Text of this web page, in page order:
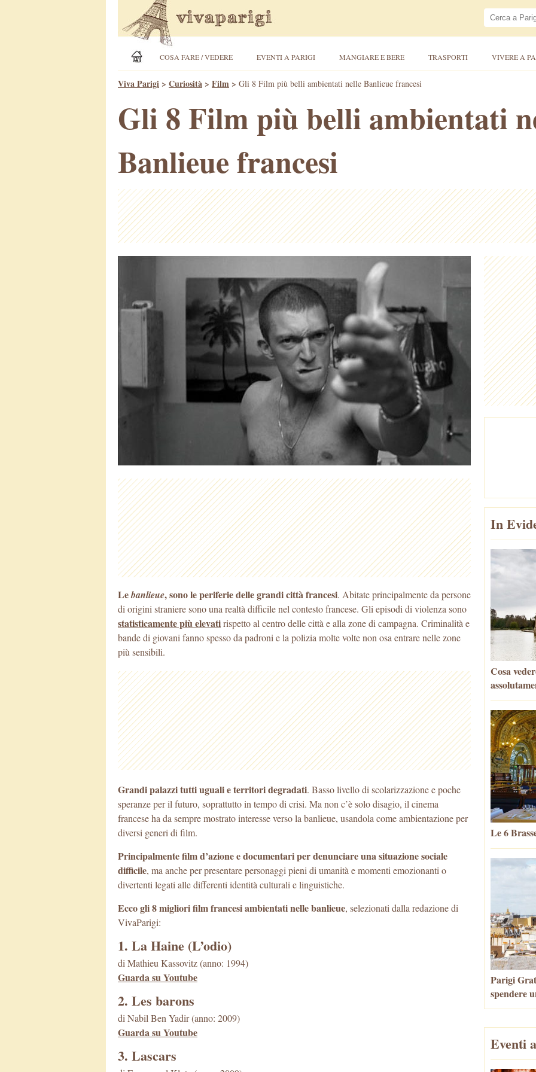
COSA FARE / VEDERE EVENTI A PARIGI MANGIARE E BERE TRASPORTI VIVERE A
Viva Parigi > Curiosità > Film > Gli 8 Film più belli ambientati nelle Banlieue francesi
Gli 8 Film più belli ambientati
Banlieue francesi
Lebanlieue, sono le periferie delle grandi città francesi. Abitate principalmente da persone
di origini straniere sono una realtà difficile nel contesto francese. Gli episodi di violenza sono
statisticamente più elevatirispetto al centro delle città e alla zone di campagna. Criminalità e
bande di giovani fanno spesso da padroni e la polizia molte volte non osa entrare nelle zone
più sensibili.
Grandi palazzi tutti uguali e territori degradati. Basso livello di scolarizzazione e poche
speranze per il futuro, soprattutto in tempo di crisi. Ma non c’è solo disagio, il cinema
francese ha da sempre mostrato interesse verso la banlieue, usandola come ambientazione per
diversi generi di film.
Principalmente film d’azione e documentari per denunciare una situazione sociale
difficile, ma anche per presentare personaggi pieni di umanità e momenti emozionanti o
divertenti legati alle differenti identità culturali e linguistiche.
Ecco gli 8 migliori film francesi ambientati nelle banlieue, selezionati dalla redazione di
VivaParigi:
1. La Haine (L’odio)
di Mathieu Kassovitz (anno: 1994)
Guarda su Youtube
2. Les barons
di Nabil Ben Yadir (anno: 2009)
Guarda su Youtube
3. Lascars
In
Cosa
Le 6
Parigi
spendere
Eventi